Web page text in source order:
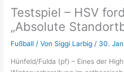
Testspiel – HSV
„Absolute
Fußball / Von Siggi Larbig/ 30.
Hünfeld/Fulda (pf) – Eines der